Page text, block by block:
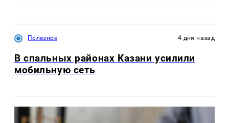
Полезное 4 дня назад
В спальных районах Казани усилили
мобильную сеть